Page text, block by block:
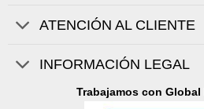
ATENCIÓN AL CLIENTE
INFORMACIÓN LEGAL
Trabajamos con Global